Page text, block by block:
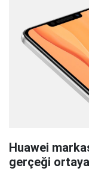
Huawei
gerçeği ortaya